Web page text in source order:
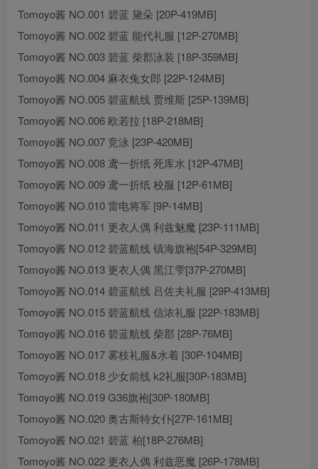
Tomoyo酱 NO.001 碧蓝 黛朵 [20P-419MB]
Tomoyo酱 NO.002 碧蓝 能代礼服 [12P-270MB]
Tomoyo酱 NO.003 碧蓝 柴郡泳装 [18P-359MB]
Tomoyo酱 NO.004 麻衣兔女郎 [22P-124MB]
Tomoyo酱 NO.005 碧蓝航线 贾维斯 [25P-139MB]
Tomoyo酱 NO.006 欧若拉 [18P-218MB]
Tomoyo酱 NO.007 竞泳 [23P-420MB]
Tomoyo酱 NO.008 鸢一折纸 死库水 [12P-47MB]
Tomoyo酱 NO.009 鸢一折纸 校服 [12P-61MB]
Tomoyo酱 NO.010 雷电将军 [9P-14MB]
Tomoyo酱 NO.011 更衣人偶 利兹魅魔 [23P-111MB]
Tomoyo酱 NO.012 碧蓝航线 镇海旗袍[54P-329MB]
Tomoyo酱 NO.013 更衣人偶 黑江雫[37P-270MB]
Tomoyo酱 NO.014 碧蓝航线 吕佐夫礼服 [29P-413MB]
Tomoyo酱 NO.015 碧蓝航线 信浓礼服 [22P-183MB]
Tomoyo酱 NO.016 碧蓝航线 柴郡 [28P-76MB]
Tomoyo酱 NO.017 雾枝礼服&水着 [30P-104MB]
Tomoyo酱 NO.018 少女前线 k2礼服[30P-183MB]
Tomoyo酱 NO.019 G36旗袍[30P-180MB]
Tomoyo酱 NO.020 奥古斯特女仆[27P-161MB]
Tomoyo酱 NO.021 碧蓝 柏[18P-276MB]
Tomoyo酱 NO.022 更衣人偶 利兹恶魔 [26P-178MB]